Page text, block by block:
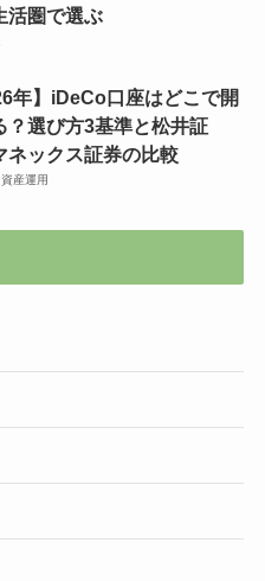
活圏で選ぶ
年】iDeCo口座はどこで開
？選び方3基準と松井証
ネックス証券の比較
産運用